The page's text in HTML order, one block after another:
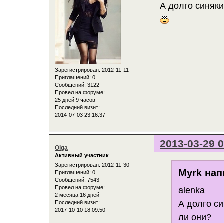
Зарегистрирован: 2012-11-11
Приглашений: 0
Сообщений: 3122
Провел на форуме:
25 дней 9 часов
Последний визит:
2014-07-03 23:16:37
А долго
2013-03-29
Olga
Активный участник
Зарегистрирован: 2012-11-30
Приглашений: 0
Сообщений: 7543
Провел на форуме:
2 месяца 16 дней
Последний визит:
2017-10-10 18:09:50
Myrk
alenka
А долго
ли они?